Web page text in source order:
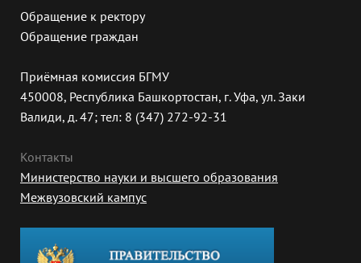
Обращение к ректору
Обращение граждан
Приёмная комиссия БГМУ
450008, Республика Башкортостан, г. Уфа, ул. Заки
Валиди, д. 47; тел: 8 (347) 272-92-31
Контакты
Министерство науки и высшего образования
Межвузовский кампус